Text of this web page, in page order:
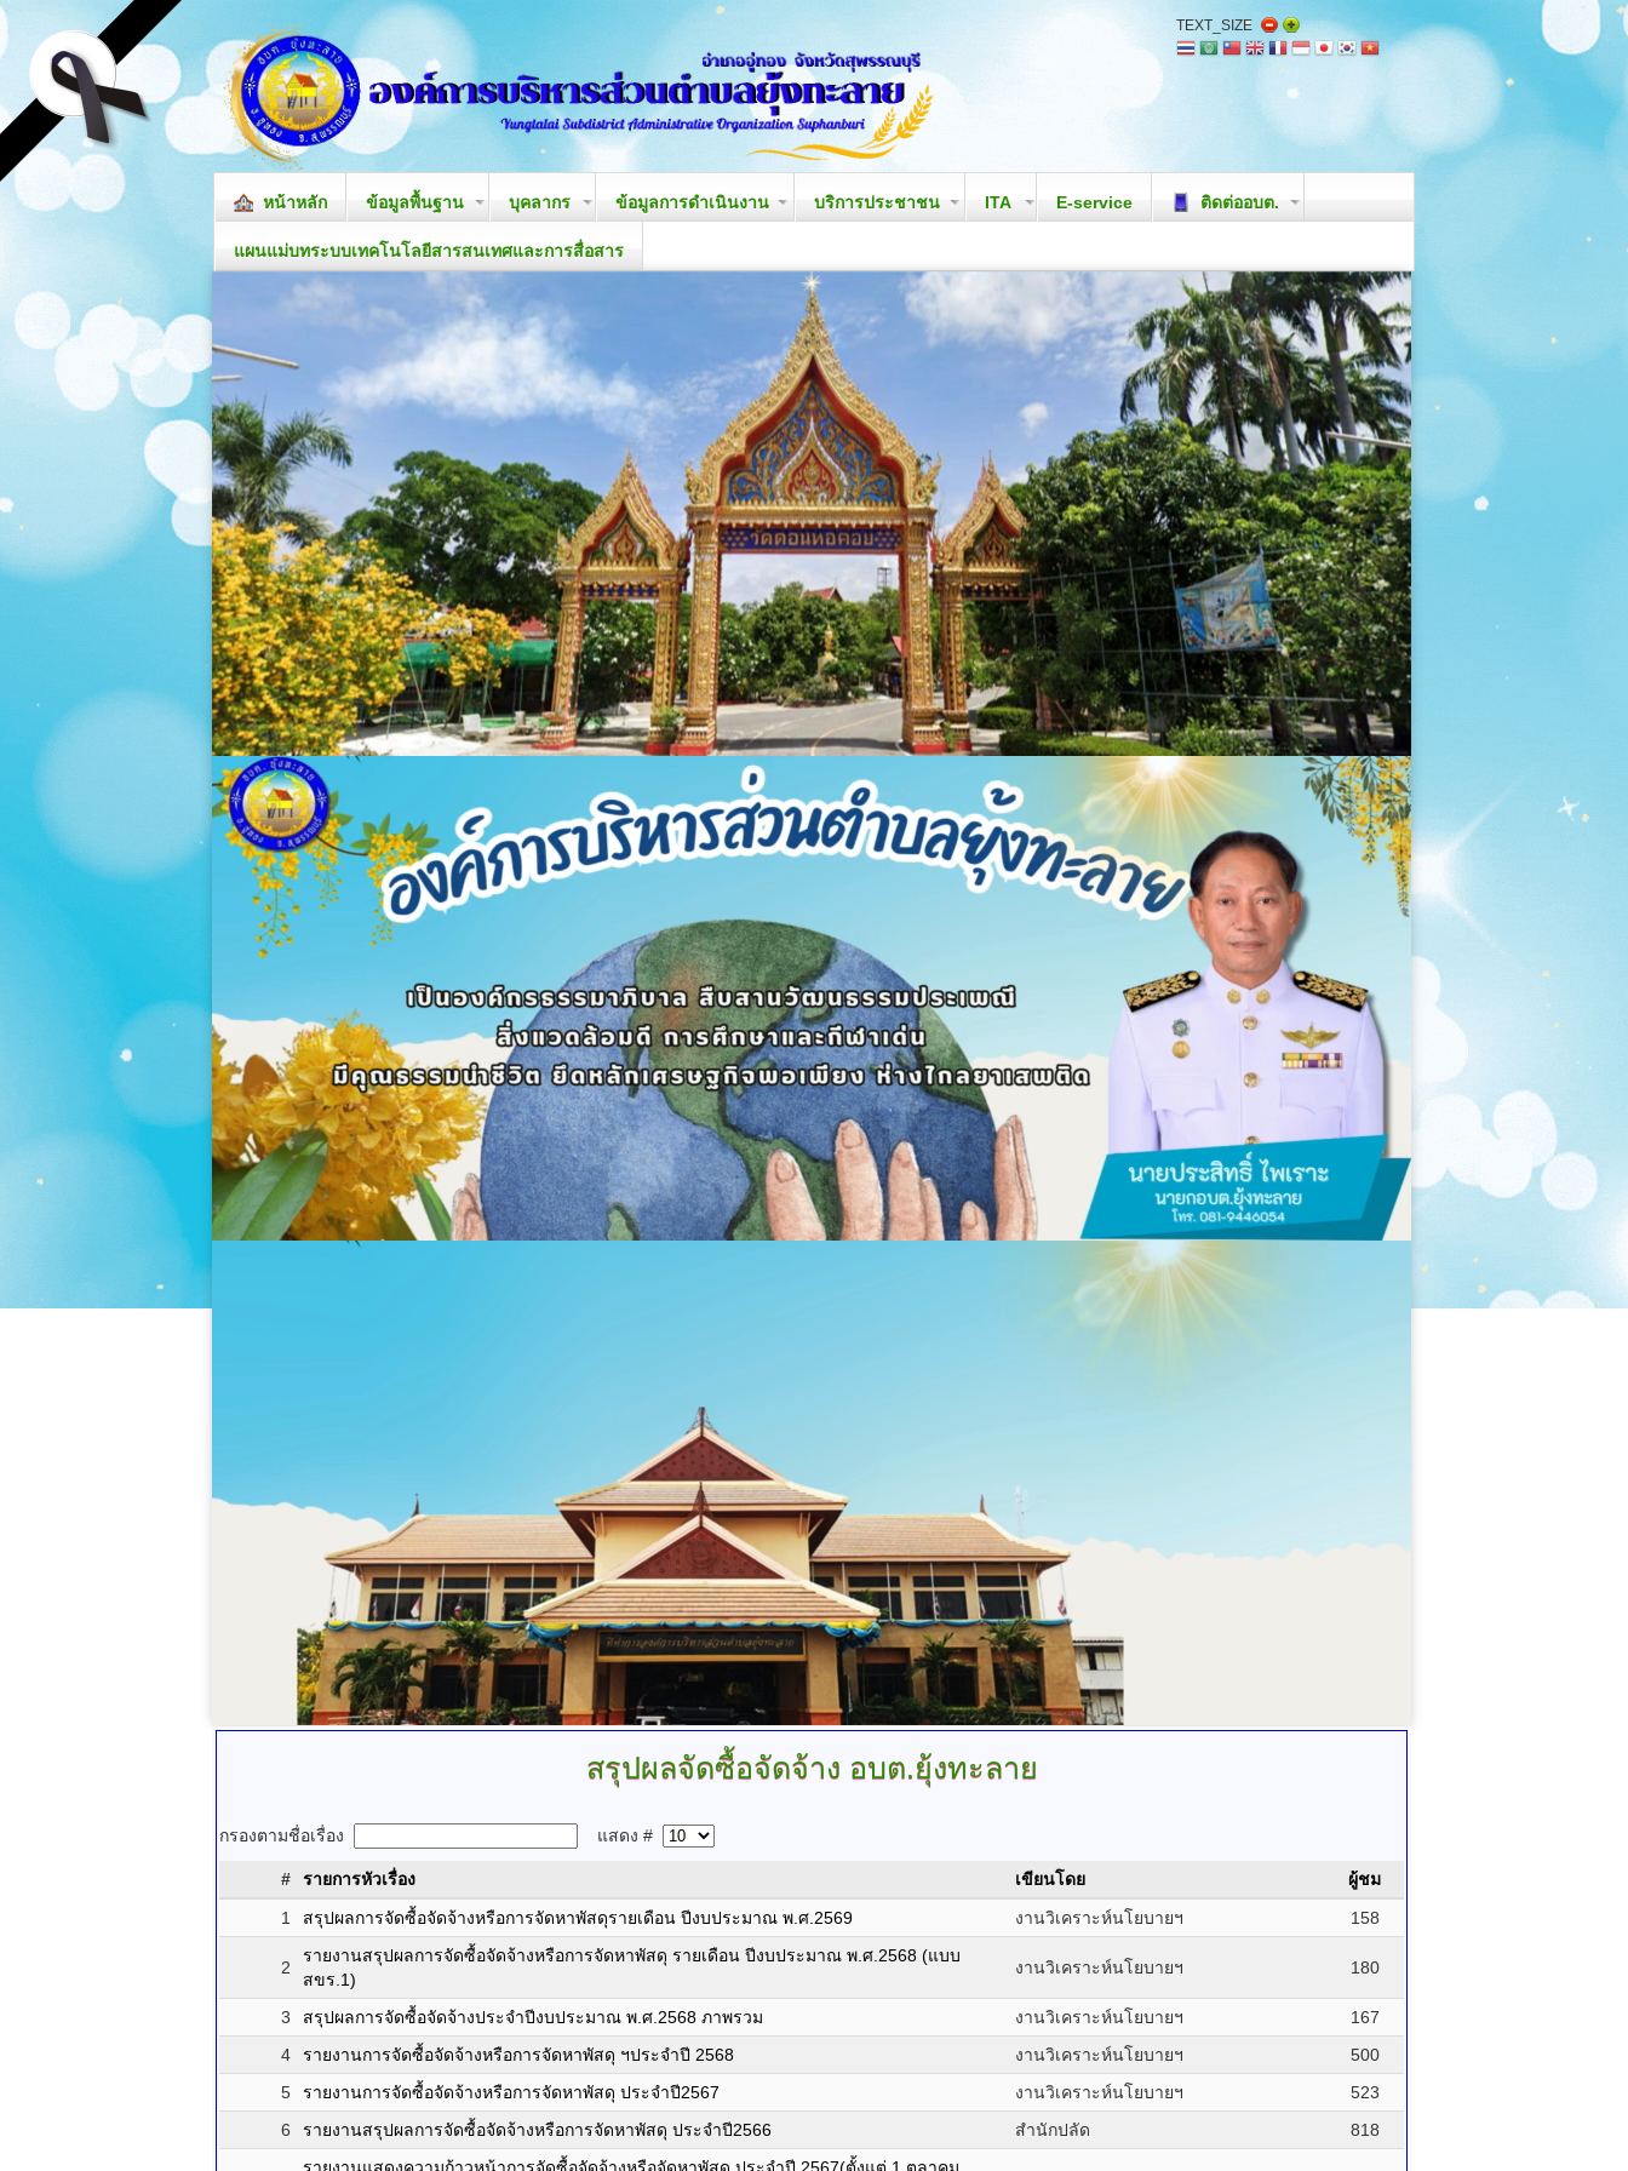
TEXT_SIZE
หน้าหลัก ข้อมูลพื้นฐาน บุคลากร ข้อมูลการดำเนินงาน บริการประชาชน ITA E-service ติดต่ออบต.
แผนแม่บทระบบเทคโนโลยีสารสนเทศและการสื่อสาร
สรุปผลจัดซื้อจัดจ้าง อบต.ยุ้งทะลาย
กรองตามชื่อเรื่อง แสดง #
# รายการหัวเรื่อง เขียนโดย
ผู้ชม
1
สรุปผลการจัดซื้อจัดจ้างหรือการจัดหาพัสดุรายเดือน ปีงบประมาณ พ.ศ.2569 งานวิเคราะห์นโยบายฯ 158
2
รายงานสรุปผลการจัดซื้อจัดจ้างหรือการจัดหาพัสดุ รายเดือน ปีงบประมาณ พ.ศ.2568 (แบบ
สขร.1)
งานวิเคราะห์นโยบายฯ 180
3 สรุปผลการจัดซื้อจัดจ้างประจำปีงบประมาณ พ.ศ.2568 ภาพรวม งานวิเคราะห์นโยบายฯ
167
4
รายงานการจัดซื้อจัดจ้างหรือการจัดหาพัสดุ ฯประจำปี 2568 งานวิเคราะห์นโยบายฯ
500
5
รายงานการจัดซื้อจัดจ้างหรือการจัดหาพัสดุ ประจำปี2567 งานวิเคราะห์นโยบายฯ
523
6
รายงานสรุปผลการจัดซื้อจัดจ้างหรือการจัดหาพัสดุ ประจำปี2566 สำนักปลัด 818